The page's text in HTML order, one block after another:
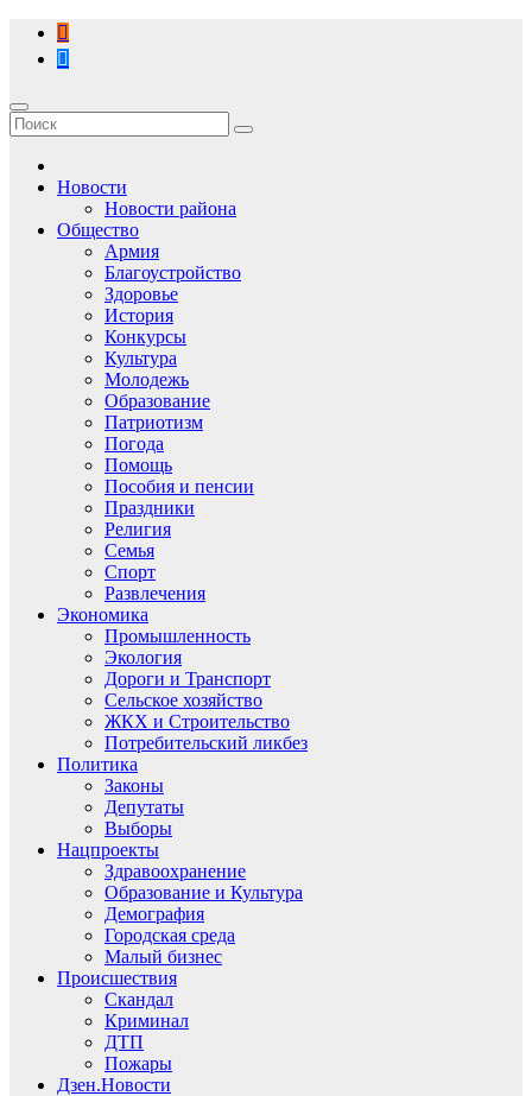
Перейти
содержимому
Новости
Новости района
Общество
Армия
Благоустройство
Здоровье
История
Конкурсы
Культура
Молодежь
Образование
Патриотизм
Погода
Помощь
Пособия и пенсии
Праздники
Религия
Семья
Спорт
Развлечения
Экономика
Промышленность
Экология
Дороги и Транспорт
Сельское хозяйство
ЖКХ и Строительство
Потребительский ликбез
Политика
Законы
Депутаты
Выборы
Нацпроекты
Здравоохранение
Образование и Культура
Демография
Городская среда
Малый бизнес
Происшествия
Скандал
Криминал
ДТП
Пожары
Дзен.Новости